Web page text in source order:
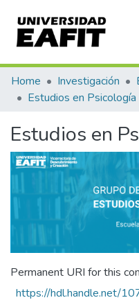
Communities & Collections
All of DSpace
Home Investigación
Estudios en Psicología
Estudios en
Permanent URI for this
https://hdl.handle.net/